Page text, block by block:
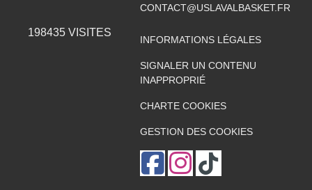
198435 VISITES
CONTACT@USLAVALBASKET.FR
INFORMATIONS LÉGALES
SIGNALER UN CONTENU
INAPPROPRIÉ
CHARTE COOKIES
GESTION DES COOKIES